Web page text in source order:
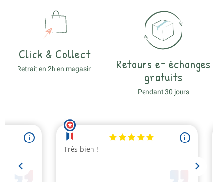
Click & Collect
Retrait en 2h en magasin
Retours et échanges
gratuits
Pendant 30 jours